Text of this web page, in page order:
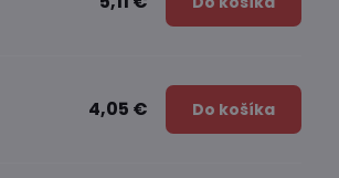
4,05 € Do košíka